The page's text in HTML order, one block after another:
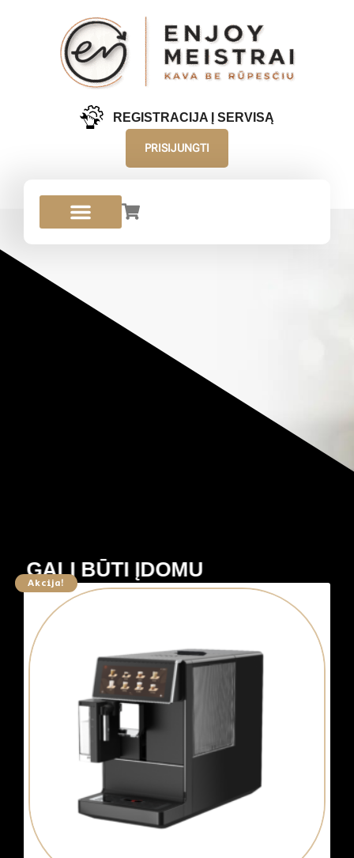
REGISTRACIJA Į SERVISĄ
PRISIJUNGTI
GALI BŪTI ĮDOMU
Akcija!